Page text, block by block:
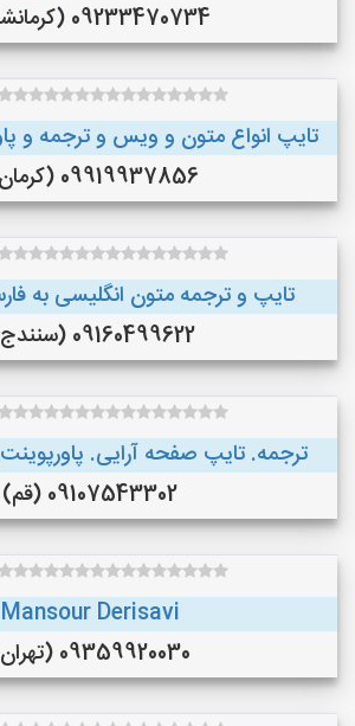
09233470734 (کرمانشاه )
تایپ انواع متون و ویس و ترجمه و
09919937856 (کرمان )
تایپ و ترجمه متون انگلیسی به
09160499622 (سنندج )
ترجمه. تایپ صفحه آرایی.
09107543302 (قم)
Mansour Derisavi
09359920030 (تهران)